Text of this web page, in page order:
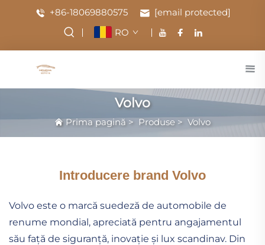
+86-18069880575
[email protected]
RO
Volvo
Prima pagină > Produse > Volvo
Introducere brand Volvo
Volvo este o marcă suedeză de automobile de
renume mondial, apreciată pentru angajamentul
său față de siguranță, inovație și lux scandinav. Din